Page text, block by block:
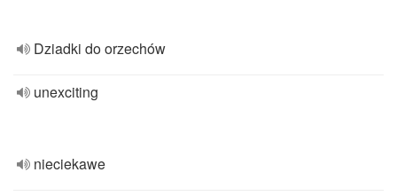
Dziadki do orzechów
unexciting
nieciekawe